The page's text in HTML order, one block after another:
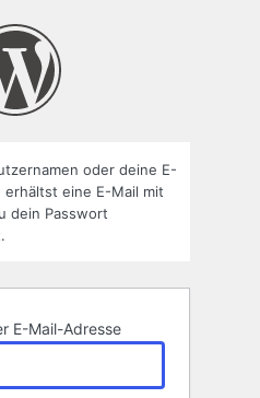
oder deine E-
erhältst eine E-Mail mit
dein Passwort
E-Mail-Adresse